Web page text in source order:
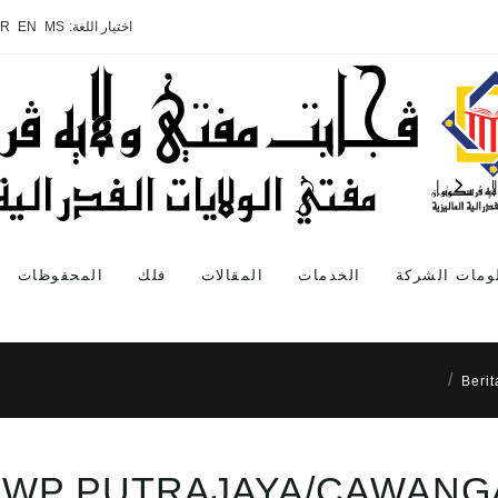
اختيار اللغة: MS
EN
الشركة الخدمات المقالات فلك المحفوظات